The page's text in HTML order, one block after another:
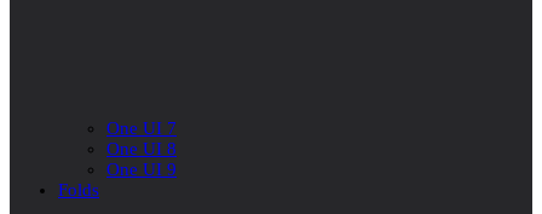
One UI 7
One UI 8
One UI 9
Folds